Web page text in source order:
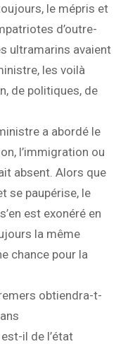
le mépris et
d’outre-
ultramarins avaient
les voilà
de politiques, de
a abordé le
l’immigration ou
absent. Alors que
se paupérise, le
est exonéré en
la même
chance pour la
obtiendra-t-
est-il de l’état